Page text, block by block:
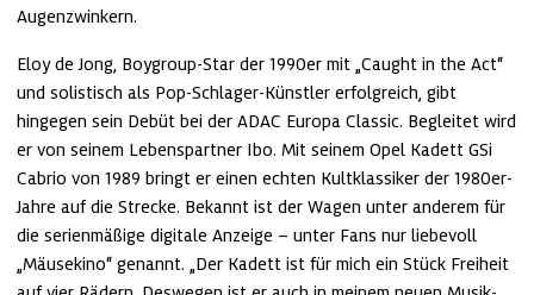
Augenzwinkern.
Eloy de Jong, Boygroup-Star der 1990er mit „Caught in the Act“
und solistisch als Pop-Schlager-Künstler erfolgreich, gibt
hingegen sein Debüt bei der ADAC Europa Classic. Begleitet wird
er von seinem Lebenspartner Ibo. Mit seinem Opel Kadett GSi
Cabrio von 1989 bringt er einen echten Kultklassiker der 1980er-
Jahre auf die Strecke. Bekannt ist der Wagen unter anderem für
die serienmäßige digitale Anzeige – unter Fans nur liebevoll
„Mäusekino“ genannt. „Der Kadett ist für mich ein Stück Freiheit